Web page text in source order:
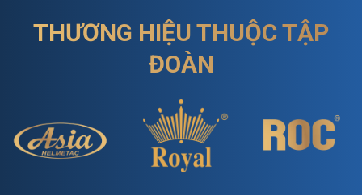
THƯƠNG HIỆU THUỘC TẬP
ĐOÀN